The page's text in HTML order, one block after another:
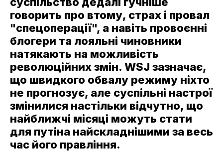
говорить про втому, страх і провал
"спецоперації", а навіть провоєнні
блогери та лояльні чиновники
натякають на можливість
революційних змін. WSJ зазначає,
що швидкого обвалу режиму ніхто
не прогнозує, але суспільні настрої
змінилися настільки відчутно, що
найближчі місяці можуть стати
для путіна найскладнішими за весь
час його правління.